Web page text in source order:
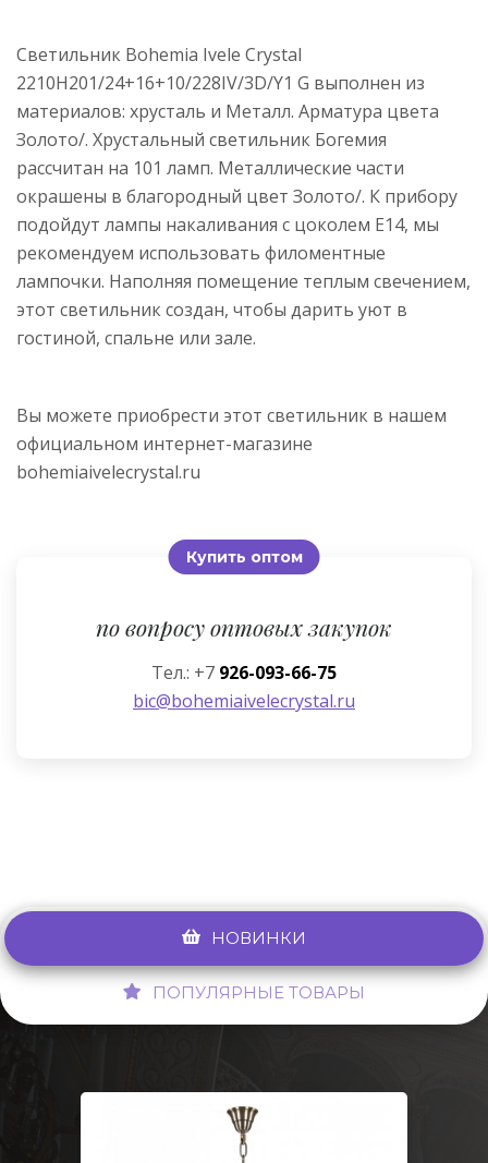
Светильник Bohemia Ivele Crystal
2210H201/24+16+10/228IV/3D/Y1 G выполнен из
материалов: хрусталь и Металл. Арматура цвета
Золото/. Хрустальный светильник Богемия
рассчитан на 101 ламп. Металлические части
окрашены в благородный цвет Золото/. К прибору
подойдут лампы накаливания с цоколем E14, мы
рекомендуем использовать филоментные
лампочки. Наполняя помещение теплым свечением,
этот светильник создан, чтобы дарить уют в
гостиной, спальне или зале.
Вы можете приобрести этот светильник в нашем
официальном интернет-магазине
bohemiaivelecrystal.ru
Купить оптом
по вопросу оптовых закупок
Тел.: +7 926-093-66-75
bic@bohemiaivelecrystal.ru
НОВИНКИ
ПОПУЛЯРНЫЕ ТОВАРЫ